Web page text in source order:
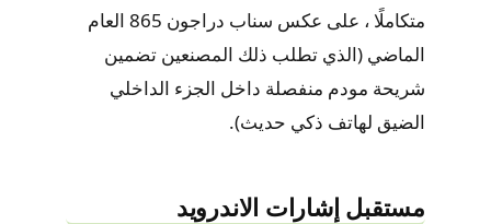
متكاملًا ، على عكس سناب دراجون 865 العام
الماضي (الذي تطلب ذلك المصنعين تضمين
شريحة مودم منفصلة داخل الجزء الداخلي
الضيق لهاتف ذكي حديث).
مستقبل إشارات الاندرويد